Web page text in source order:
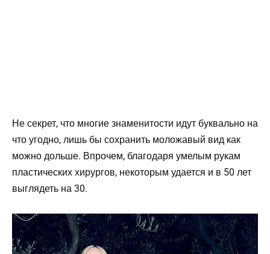
Не секрет, что многие знаменитости идут буквально на
что угодно, лишь бы сохранить моложавый вид как
можно дольше. Впрочем, благодаря умелым рукам
пластических хирургов, некоторым удается и в 50 лет
выглядеть на 30.